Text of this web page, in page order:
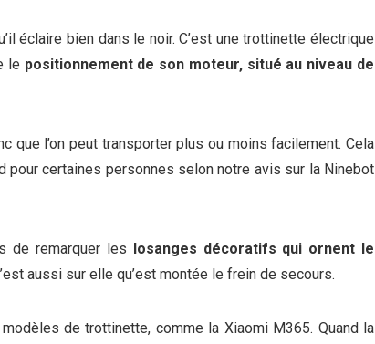
éclaire bien dans le noir. C’est une trottinette électrique
le positionnement de son moteur, situé au niveau de
que l’on peut transporter plus ou moins facilement. Cela
certaines personnes selon notre avis sur la Ninebot
de remarquer les losanges décoratifs qui ornent le
aussi sur elle qu’est montée le frein de secours.
de trottinette, comme la Xiaomi M365. Quand la